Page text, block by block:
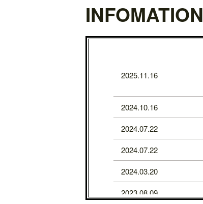
INFOMATION
2025.11.16
2024.10.16
2024.07.22
2024.07.22
2024.03.20
2023.08.09